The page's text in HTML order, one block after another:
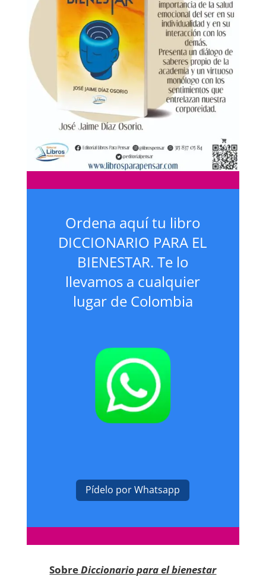
Ordena aquí tu libro
DICCIONARIO PARA EL
BIENESTAR. Te lo
llevamos a cualquier
lugar de Colombia
Pídelo por Whatsapp
SobreDiccionario para el bienestar